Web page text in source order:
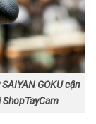
GOKU cận